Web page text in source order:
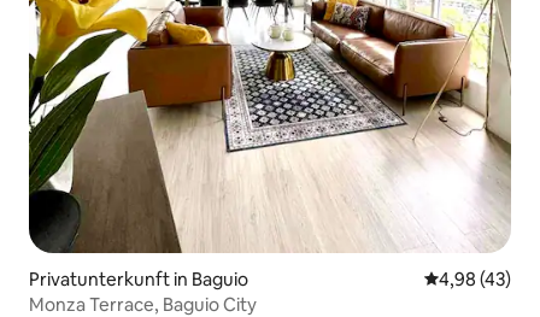
Privatunterkunft in Baguio
4,98 (43)
Monza Terrace, Baguio City